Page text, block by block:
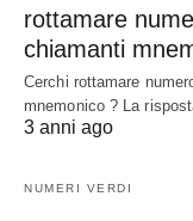
rottamare
chiamanti
Cerchi rottamare
mnemonico ? La
3 anni ago
NUMERI VERDI